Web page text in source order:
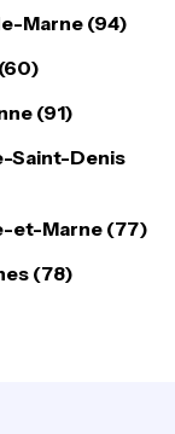
Marne (94)
(91)
Saint-Denis
et-Marne (77)
(78)